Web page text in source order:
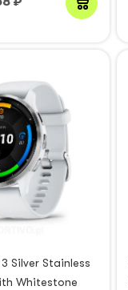
Silver Stainless
Whitestone